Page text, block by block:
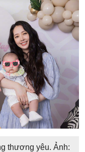
thương yêu. Ảnh: